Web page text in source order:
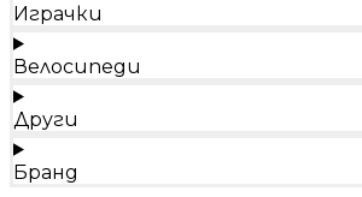
Играчки
Велосипеди
Други
Бранд